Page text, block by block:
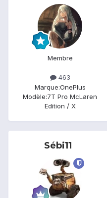
Membre
463
Marque:OnePlus
Modèle:7T Pro McLaren
Edition / X
Sébi11